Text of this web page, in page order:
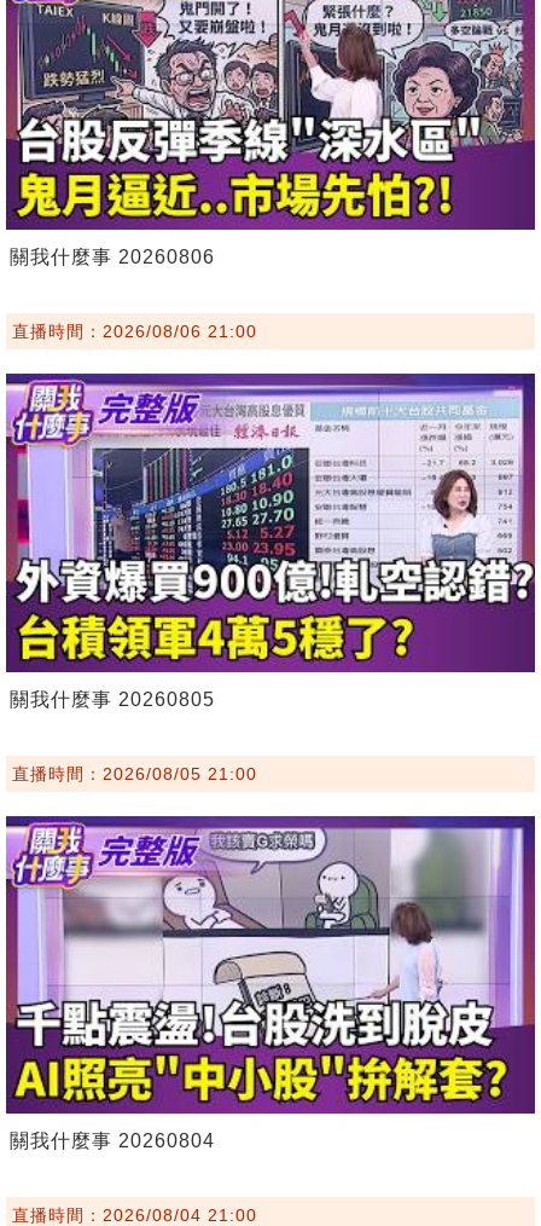
關我什麼事 20260806
直播時間：2026/08/06 21:00
關我什麼事 20260805
直播時間：2026/08/05 21:00
關我什麼事 20260804
直播時間：2026/08/04 21:00